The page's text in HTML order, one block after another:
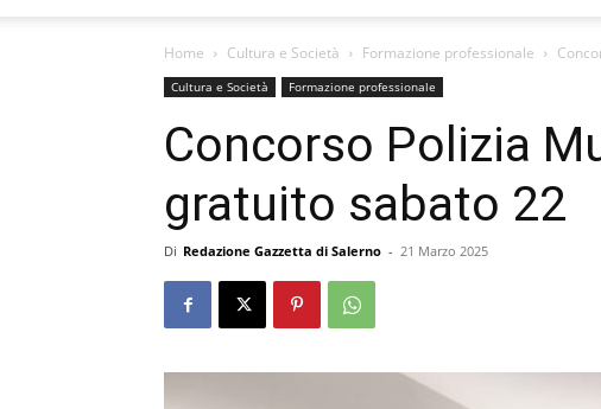
Home Cultura e Società Formazione professionale
Cultura e Società Formazione professionale
Concorso Polizia
gratuito sabato 22
Di Redazione Gazzetta di Salerno - 21 Marzo 2025